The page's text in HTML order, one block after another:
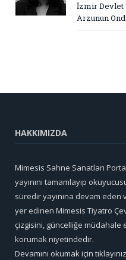
İzmir Devlet
Arzunun
HAKKIMIZDA
Mimesis Sahne Sanatları
yayınını tamamlayıp
süredir yayınına devam
yer edinen Mimesis Tiyatro
çizgisini, güncelliğe müdahale
korumak niyetindedir.
Devamını okumak için